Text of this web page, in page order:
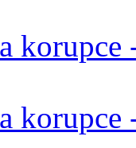
korupce
korupce